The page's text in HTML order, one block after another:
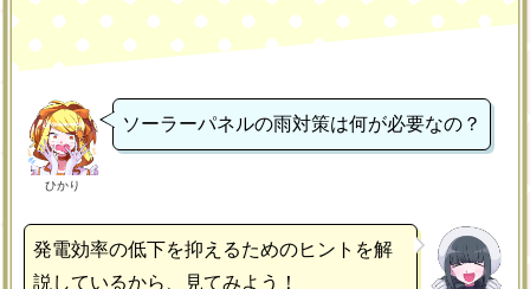
ひかり
ソーラーパネルの雨対策は何が必要なの？
発電効率の低下を抑えるためのヒントを解
説しているから、見てみよう！